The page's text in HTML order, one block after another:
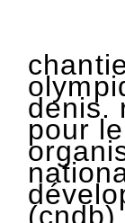
denis.
pour
(cndb)